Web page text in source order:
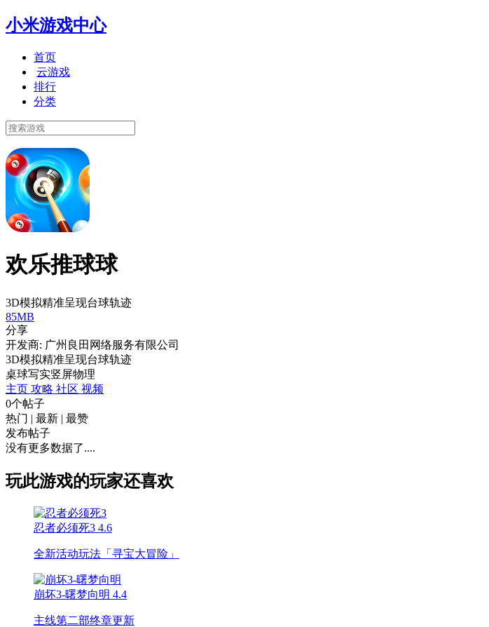
小米游戏中心
首页
云游戏
排行
分类
欢乐推球球
3D模拟精准呈现台球轨迹
85MB
分享
开发商: 广州良田网络服务有限公司
3D模拟精准呈现台球轨迹
桌球写实竖屏物理
主页 攻略 社区 视频
0个帖子
热门 | 最新 | 最赞
发布帖子
没有更多数据了....
玩此游戏的玩家还喜欢
忍者必须死3 4.6
全新活动玩法「寻宝大冒险」
崩坏3-曙梦向明 4.4
主线第二部终章更新